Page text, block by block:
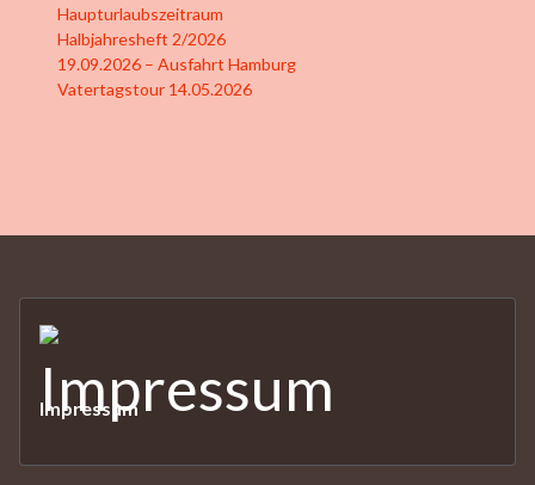
Haupturlaubszeitraum
Halbjahresheft 2/2026
19.09.2026 – Ausfahrt Hamburg
Vatertagstour 14.05.2026
Impressum